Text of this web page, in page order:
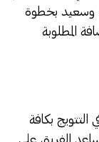
وسعيد بخطوة
المطلوبة
بكافة
الفريق على